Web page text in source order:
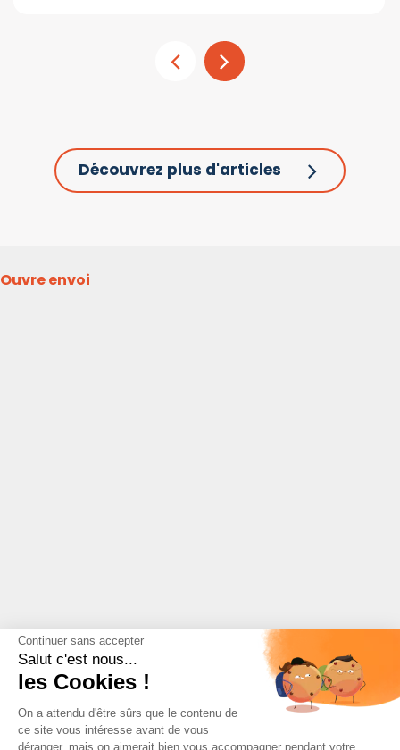
Découvrez plus d'articles
Ouvre envoi
Continuer sans accepter
Salut c'est nous...
les Cookies !
On a attendu d'être sûrs que le contenu de
ce site vous intéresse avant de vous
déranger, mais on aimerait bien vous accompagner pendant votre